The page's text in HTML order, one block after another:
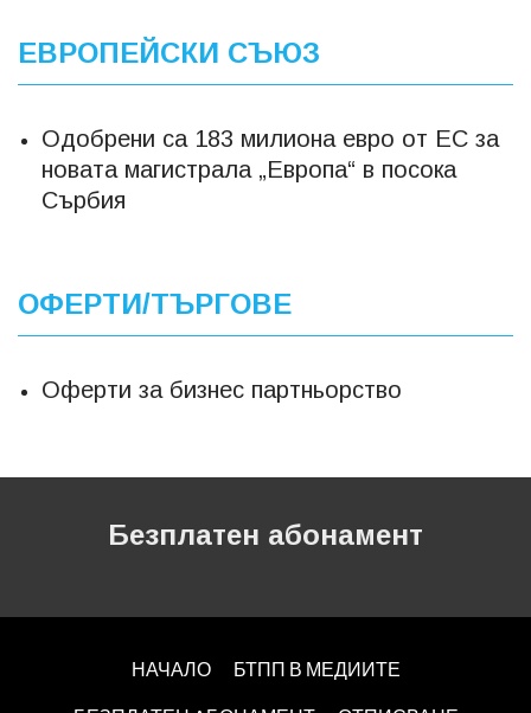
ЕВРОПЕЙСКИ СЪЮЗ
Одобрени са 183 милиона евро от ЕС за
новата магистрала „Европа“ в посока
Сърбия
ОФЕРТИ/ТЪРГОВЕ
Оферти за бизнес партньорство
Безплатен абонамент
НАЧАЛО БТПП В МЕДИИТЕ